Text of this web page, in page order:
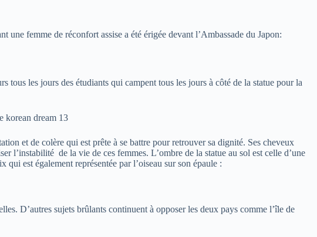
une femme de réconfort assise a été érigée devant l’Ambassade du Japon:
tous les jours des étudiants qui campent tous les jours à côté de la statue pour la
et de colère qui est prête à se battre pour retrouver sa dignité. Ses cheveux
l’instabilité de la vie de ces femmes. L’ombre de la statue au sol est celle d’une
est également représentée par l’oiseau sur son épaule :
D’autres sujets brûlants continuent à opposer les deux pays comme l’île de